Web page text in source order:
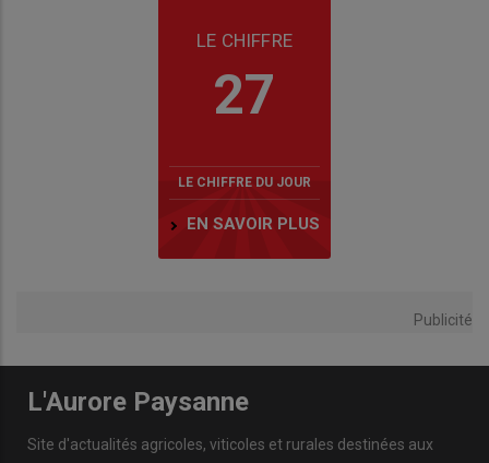
LE CHIFFRE
27
LE CHIFFRE DU JOUR
EN SAVOIR PLUS
Publicité
L'Aurore Paysanne
Site d'actualités agricoles, viticoles et rurales destinées aux